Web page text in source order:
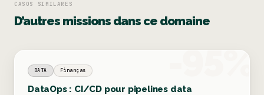
CASOS SIMILARES
D’autres missions dans ce domaine
-95%
DATA Finanças
DataOps : CI/CD pour pipelines data